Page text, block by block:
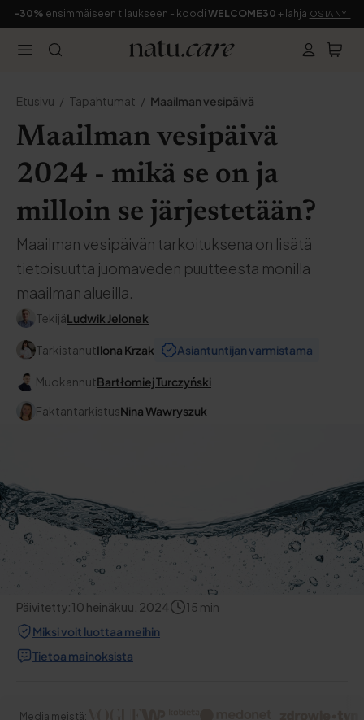
-30% ensimmäiseen tilaukseen - koodi WELCOME30 + lahja OSTA NYT
Etusivu Tapahtumat Maailman vesipäivä
Maailman vesipäivä
2024 - mikä se on ja
milloin se järjestetään?
Maailman vesipäivän tarkoituksena on lisätä
tietoisuutta juomaveden puutteesta monilla
maailman alueilla.
TekijäLudwik Jelonek
TarkistanutIlona Krzak Asiantuntijan varmistama
MuokannutBartłomiej Turczyński
FaktantarkistusNina Wawryszuk
Päivitetty:10 heinäkuu, 2024 15 min
Miksi voit luottaa meihin
Tietoa mainoksista
Media meistä: